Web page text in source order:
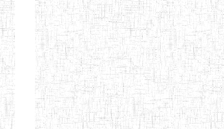
Afficher Page 2 sur 13 Total: 307
Début Préc. 1 2 3 4 5
6
Suivant
Fin
ENIEG STAR 28/12/2007 ENIEG Privé
ENIEG MEVEC 02/07/2012 ENIEG Privé